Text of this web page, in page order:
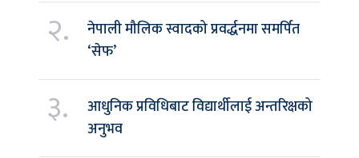
२.
नेपाली मौलिक स्वादको प्रवर्द्धनमा समर्पित
‘सेफ’
३.
आधुनिक प्रविधिबाट विद्यार्थीलाई अन्तरिक्षको
अनुभव